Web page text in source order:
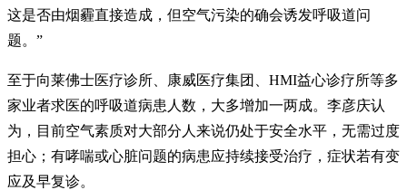
这是否由烟霾直接造成，但空气污染的确会诱发呼吸道问
题。”
至于向莱佛士医疗诊所、康威医疗集团、HMI益心诊疗所等多
家业者求医的呼吸道病患人数，大多增加一两成。李彦庆认
为，目前空气素质对大部分人来说仍处于安全水平，无需过度
担心；有哮喘或心脏问题的病患应持续接受治疗，症状若有变
应及早复诊。